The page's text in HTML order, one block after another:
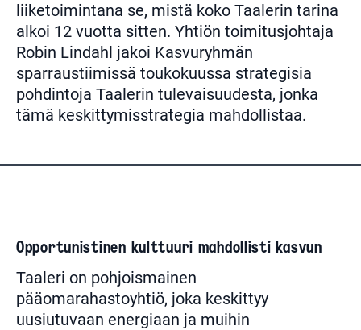
liiketoimintana se, mistä koko Taalerin tarina
alkoi 12 vuotta sitten. Yhtiön toimitusjohtaja
Robin Lindahl jakoi Kasvuryhmän
sparraustiimissä toukokuussa strategisia
pohdintoja Taalerin tulevaisuudesta, jonka
tämä keskittymisstrategia mahdollistaa.
Opportunistinen kulttuuri mahdollisti kasvun
Taaleri on pohjoismainen
pääomarahastoyhtiö, joka keskittyy
uusiutuvaan energiaan ja muihin